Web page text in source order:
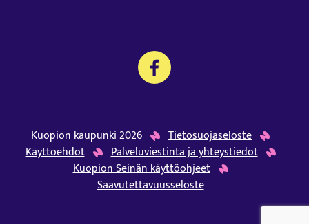
Kuopion kaupunki 2026
Tietosuojaseloste
Käyttöehdot
Palveluviestintä ja yhteystiedot
Kuopion Seinän käyttöohjeet
Saavutettavuusseloste